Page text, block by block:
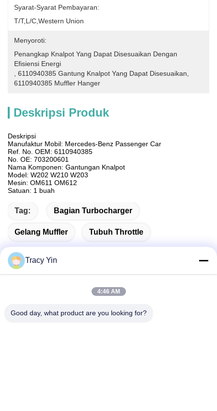
Syarat-Syarat Pembayaran:
T/T,L/C,Western Union
Menyoroti:
Penangkap Knalpot Yang Dapat Disesuaikan Dengan
Efisiensi Energi
6110940385 Gantung Knalpot Yang Dapat Disesuaikan
6110940385 Muffler Hanger
Deskripsi Produk
Deskripsi
Manufaktur Mobil: Mercedes-Benz Passenger Car
Ref. No. OEM: 6110940385
No. OE: 703200601
Nama Komponen: Gantungan Knalpot
Model: W202 W210 W203
Mesin: OM611 OM612
Satuan: 1 buah
Tag: Bagian Turbocharger
Gelang Muffler Tubuh Throttle
Alamat
Tracy Yin
4:46 AM
Good day, what product are you looking for?